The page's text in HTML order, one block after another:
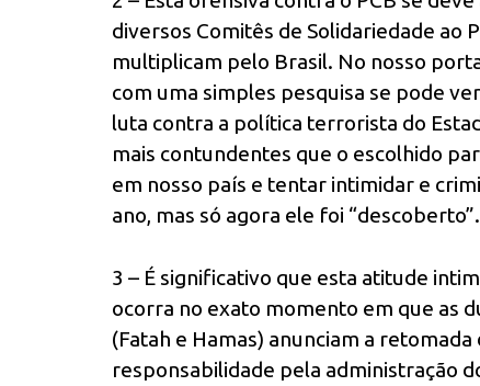
diversos Comitês de Solidariedade ao
multiplicam pelo Brasil. No nosso
com uma simples pesquisa se pode
luta contra a política terrorista do
mais contundentes que o escolhido
em nosso país e tentar intimidar e
ano, mas só agora ele foi “descoberto”.
3 – É significativo que esta atitude
ocorra no exato momento em que as
(Fatah e Hamas) anunciam a
responsabilidade pela administração